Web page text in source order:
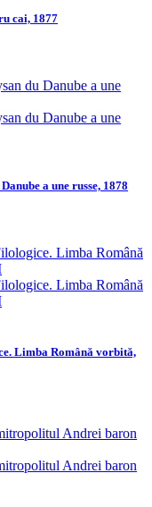
cai, 1877
a une russe, 1878
Limba Română vorbită,